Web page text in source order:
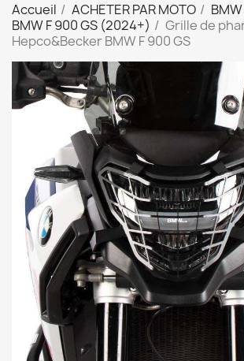
Accueil ACHETER PAR MOTO BMW
BMW F 900 GS (2024+)
Grille de
Hepco&Becker BMW F 900 GS